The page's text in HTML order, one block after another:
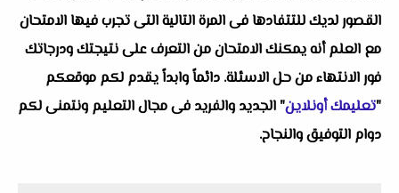
القصور لديك للتتفادها فى المرة التالية التى تجرب فيها الامتحان
مع العلم أنه يمكنك الامتحان من التعرف على نتيجتك ودرجاتك
فور الانتهاء من حل الاسئلة. دائماً وابداً يقدم لكم موقعكم
"تعليمك أونلاين" الجديد والفريد فى مجال التعليم ونتمنى لكم
دوام التوفيق والنجاح.